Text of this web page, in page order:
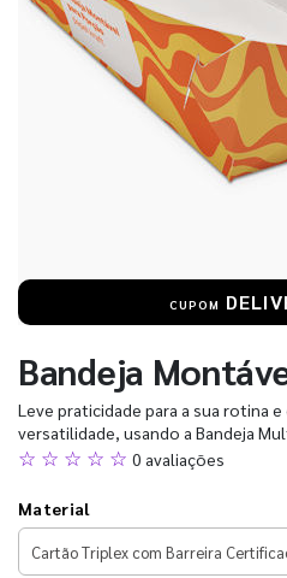
CUPOM
Bandeja
Leve praticidade para a sua rotina
versatilidade, usando a Bandeja
☆ ☆ ☆ ☆ ☆ 0 avaliações
Material